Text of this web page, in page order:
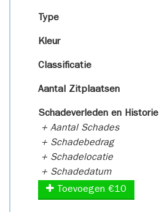
Type
Kleur
Classificatie
Aantal Zitplaatsen
Schadeverleden en Historie
+ Aantal Schades
+ Schadebedrag
+ Schadelocatie
+ Schadedatum
Toevoegen €10